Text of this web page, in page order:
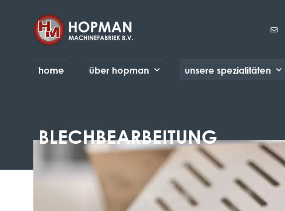
home über hopman unsere spezialitäten
BLECHBEARBEITUNG